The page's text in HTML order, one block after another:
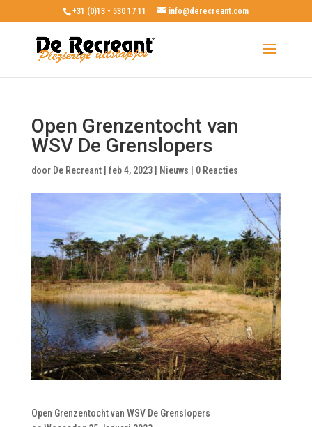
+31 (0)13 - 530 17 11 info@derecreant.com
Open Grenzentocht van
WSV De Grenslopers
door De Recreant| feb 4, 2023| Nieuws 0 Reacties
Open Grenzentocht van WSV De Grenslopers